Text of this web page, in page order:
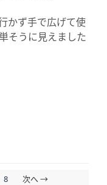
かず手で広げて使
そうに見えました
8 次へ →